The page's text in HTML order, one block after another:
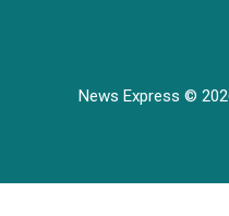
News Express ©